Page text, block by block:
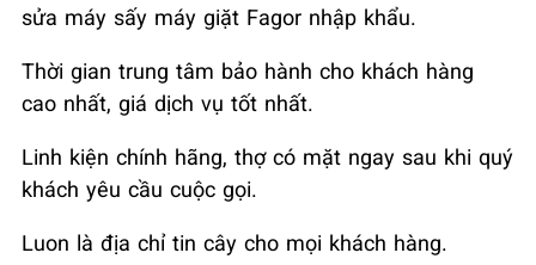
sửa máy sấy máy giặt Fagor nhập khẩu.
Thời gian trung tâm bảo hành cho khách hàng
cao nhất, giá dịch vụ tốt nhất.
Linh kiện chính hãng, thợ có mặt ngay sau khi quý
khách yêu cầu cuộc gọi.
Luon là địa chỉ tin cây cho mọi khách hàng.